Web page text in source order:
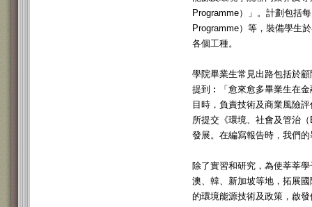
Programme）」。計劃包括
Programme）等，裝備學生
各個工種。
學院畢業生常見出路包括於
提到︰「愈來愈多畢業生在
目時，負責技術及商業風險
所提交《環境、社會及管治
發展。在編寫報告時，我們
除了實習和研究，為使莘莘
澳、韓、新加坡等地，拓展
的環境能源技術及政策，啟